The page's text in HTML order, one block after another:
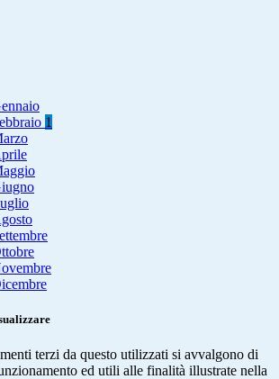
1
terzi da questo utilizzati si avvalgono di
ed utili alle finalità illustrate nella